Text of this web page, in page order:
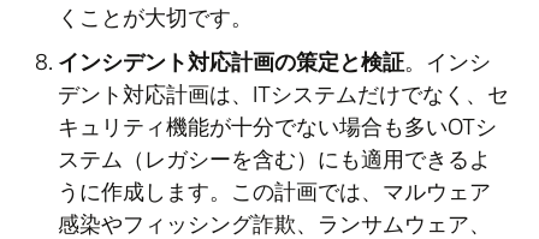
くことが大切です。
インシデント対応計画の策定と検証。インシ
デント対応計画は、ITシステムだけでなく、セ
キュリティ機能が十分でない場合も多いOTシ
ステム（レガシーを含む）にも適用できるよ
うに作成します。この計画では、マルウェア
感染やフィッシング詐欺、ランサムウェア、